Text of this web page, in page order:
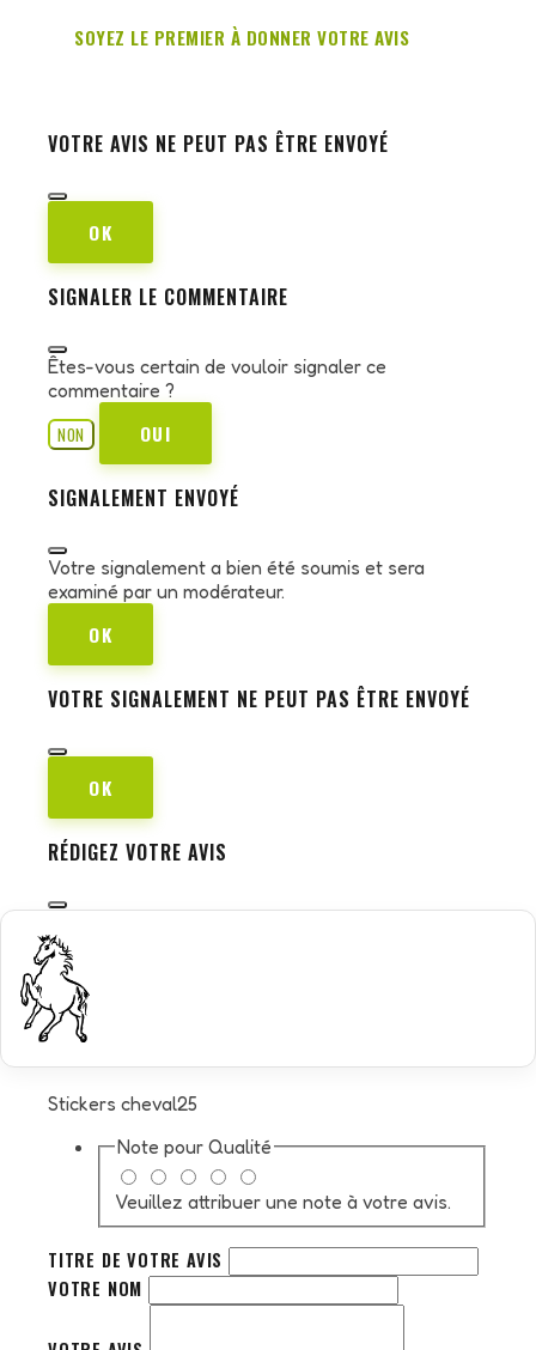
SOYEZ LE PREMIER À DONNER VOTRE AVIS
VOTRE AVIS NE PEUT PAS ÊTRE ENVOYÉ
OK
SIGNALER LE COMMENTAIRE
Êtes-vous certain de vouloir signaler ce
commentaire ?
NON
OUI
SIGNALEMENT ENVOYÉ
Votre signalement a bien été soumis et sera
examiné par un modérateur.
OK
VOTRE SIGNALEMENT NE PEUT PAS ÊTRE ENVOYÉ
OK
RÉDIGEZ VOTRE AVIS
Stickers cheval25
Note pour Qualité
Veuillez attribuer une note à votre avis.
TITRE DE VOTRE AVIS
VOTRE NOM